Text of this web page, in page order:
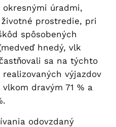
úradmi,
prostredie, pri
spôsobených
hnedý, vlk
sa na týchto
výjazdov
dravým 71 % a
odovzdaný